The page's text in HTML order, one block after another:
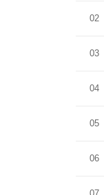
02
03
04
05
06